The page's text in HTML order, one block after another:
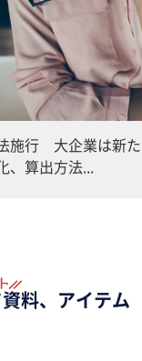
施行 大企業は新
、算出方法...
料、アイテム